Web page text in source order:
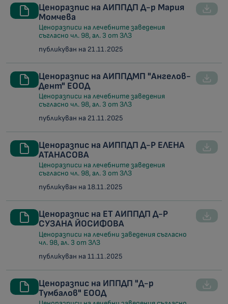
Ценоразпис на АИППДП Д-р Мария
Момчева
Ценоразписи на лечебните заведения
съгласно чл. 98, ал. 3 от ЗЛЗ
публикуван на 21.11.2025
Ценоразпис на АИППДМП "Ангелов-
Дент" ЕООД
Ценоразписи на лечебните заведения
съгласно чл. 98, ал. 3 от ЗЛЗ
публикуван на 21.11.2025
Ценоразпис на АИППДП Д-Р ЕЛЕНА
АТАНАСОВА
Ценоразписи на лечебните заведения
съгласно чл. 98, ал. 3 от ЗЛЗ
публикуван на 18.11.2025
Ценоразпис на ЕТ АИППДП Д-Р
СУЗАНА ЙОСИФОВА
Ценоразписи на лечебни заведения съгласно
чл. 98, ал. 3 от ЗЛЗ
публикуван на 11.11.2025
Ценоразпис на ИППДП "Д-р
Тумбалов" ЕООД